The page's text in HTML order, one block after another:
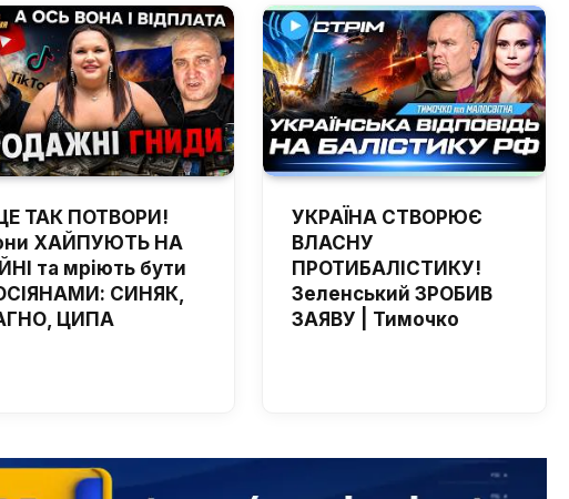
ТАК ПОТВОРИ!
ХАЙПУЮТЬ НА
та мріють бути
СИНЯК,
ЦИПА
УКРАЇНА СТВОРЮЄ
ВЛАСНУ
ПРОТИБАЛІСТИКУ!
Зеленський ЗРОБИВ
ЗАЯВУ | Тимочко